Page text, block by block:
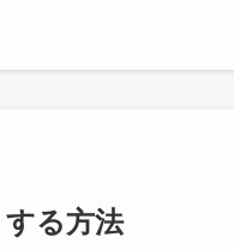
る方法